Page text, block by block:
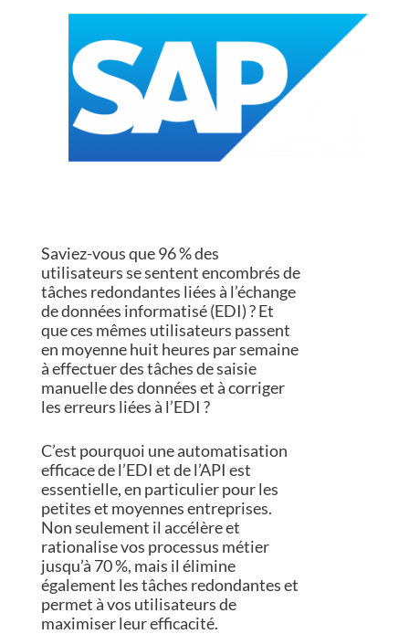
Saviez-vous que 96 % des
utilisateurs se sentent encombrés de
tâches redondantes liées à l’échange
de données informatisé (EDI) ? Et
que ces mêmes utilisateurs passent
en moyenne huit heures par semaine
à effectuer des tâches de saisie
manuelle des données et à corriger
les erreurs liées à l’EDI ?
C’est pourquoi une automatisation
efficace de l’EDI et de l’API est
essentielle, en particulier pour les
petites et moyennes entreprises.
Non seulement il accélère et
rationalise vos processus métier
jusqu’à 70 %, mais il élimine
également les tâches redondantes et
permet à vos utilisateurs de
maximiser leur efficacité.